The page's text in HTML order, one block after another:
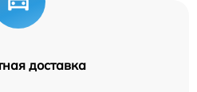
доставка